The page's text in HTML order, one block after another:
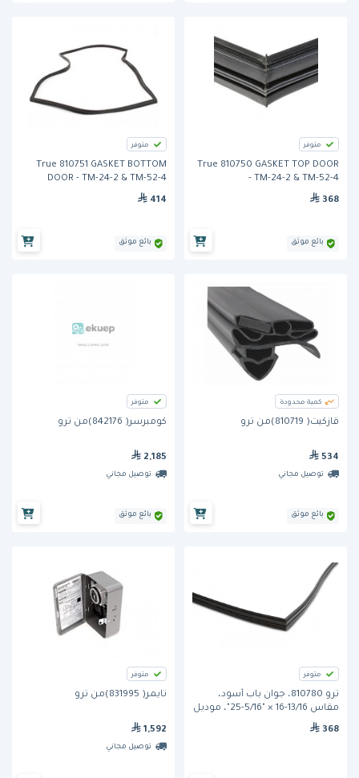
متوفر
True 810750 GASKET TOP DOOR
- TM-24-2 & TM-52-4
368
بائع موثق
متوفر
True 810751 GASKET BOTTOM
DOOR - TM-24-2 & TM-52-4
414
بائع موثق
كمية محدودة
قازكيت( 810719)من ترو
534
توصيل مجاني
بائع موثق
متوفر
كومبرسر( 842176)من ترو
2,185
توصيل مجاني
بائع موثق
متوفر
ترو 810780، جوان باب أسود،
مقاس ‎25-5/16" × ‎16-13/16"، موديل
TPP-60
368
متوفر
تايمر( 831995)من ترو
1,592
توصيل مجاني